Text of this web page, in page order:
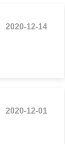
2020-12-14
2020-12-01